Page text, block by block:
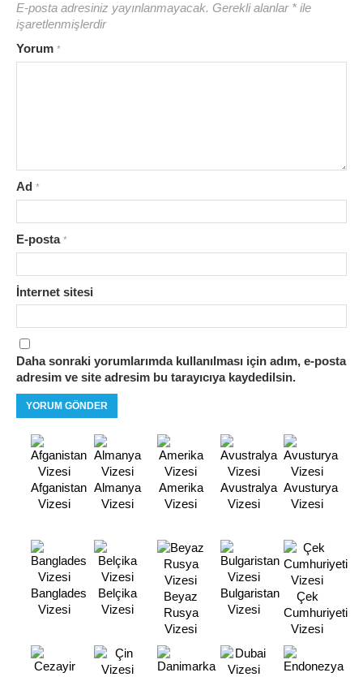
E-posta adresiniz yayınlanmayacak. Gerekli alanlar * ile
işaretlenmişlerdir
Yorum *
Ad *
E-posta *
İnternet sitesi
Daha sonraki yorumlarımda kullanılması için adım, e-posta
adresim ve site adresim bu tarayıcıya kaydedilsin.
Afganistan
Vizesi
Almanya
Vizesi
Amerika
Vizesi
Avustralya
Vizesi
Avusturya
Vizesi
Banglades
Vizesi
Belçika
Vizesi
Beyaz
Rusya
Vizesi
Bulgaristan
Vizesi
Çek
Cumhuriyeti
Vizesi